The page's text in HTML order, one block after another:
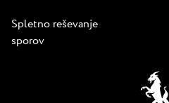
Spletno reševanje
sporov